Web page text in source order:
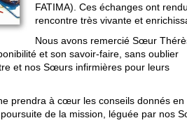
FATIMA). Ces échanges ont
rencontre très vivante et
Nous avons remercié Sœur
et son savoir-faire, sans oublier
et nos Sœurs infirmières pour leurs
prendra à cœur les conseils donnés en
de la mission, léguée par nos